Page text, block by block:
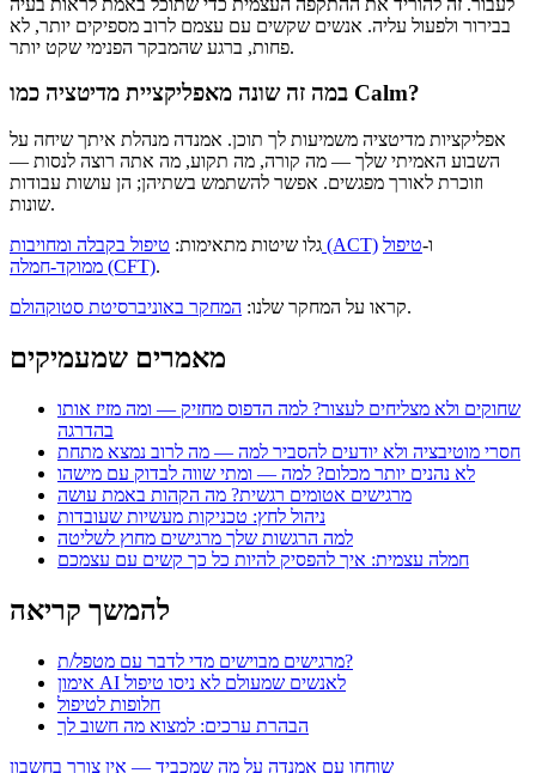
בבירור ולפעול עליה. אנשים שקשים עם עצמם לרוב מספיקים יותר, לא
פחות, ברגע שהמבקר הפנימי שקט יותר.
במה זה שונה מאפליקציית מדיטציה כמו Calm?
אפליקציות מדיטציה משמיעות לך תוכן. אמנדה מנהלת איתך שיחה על
השבוע האמיתי שלך — מה קורה, מה תקוע, מה אתה רוצה לנסות —
וזוכרת לאורך מפגשים. אפשר להשתמש בשתיהן; הן עושות עבודות
שונות.
גלו שיטות מתאימות: טיפול בקבלה ומחויבות (ACT) ו-טיפול
ממוקד-חמלה (CFT).
קראו על המחקר שלנו: המחקר באוניברסיטת סטוקהולם .
מאמרים שמעמיקים
שחוקים ולא מצליחים לעצור? למה הדפוס מחזיק — ומה מזיז אותו
בהדרגה
חסרי מוטיבציה ולא יודעים להסביר למה — מה לרוב נמצא מתחת
לא נהנים יותר מכלום? למה — ומתי שווה לבדוק עם מישהו
מרגישים אטומים רגשית? מה הקהות באמת עושה
ניהול לחץ: טכניקות מעשיות שעובדות
למה הרגשות שלך מרגישים מחוץ לשליטה
חמלה עצמית: איך להפסיק להיות כל כך קשים עם עצמכם
להמשך קריאה
מרגישים מבוישים מדי לדבר עם מטפל/ת?
אימון AI לאנשים שמעולם לא ניסו טיפול
חלופות לטיפול
הבהרת ערכים: למצוא מה חשוב לך
שוחחו עם אמנדה על מה שמכביד — אין צורך בחשבון